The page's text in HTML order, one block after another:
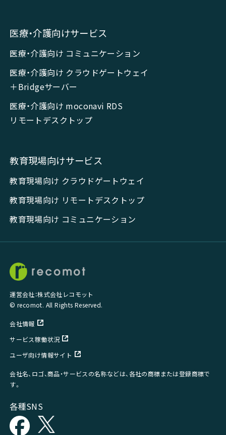
医療・介護向けサービス
医療・介護向け コミュニケーション
医療・介護向け クラウドゲートウェイ
＋Bridgeサーバー
医療・介護向け moconavi RDS
リモートデスクトップ
教育現場向けサービス
教育現場向け クラウドゲートウェイ
教育現場向け リモートデスクトップ
教育現場向け コミュニケーション
運営会社：株式会社レコモット
© recomot. All Rights Reserved.
会社情報
サービス稼働状況
ユーザ向け情報サイト
会社名、ロゴ、商品・サービスの名称などは、各社の商標または登録商標で
す。
各種SNS